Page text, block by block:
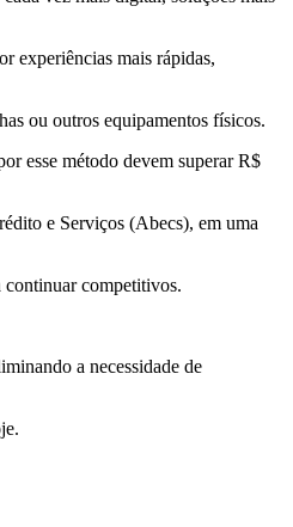
experiências mais rápidas,
ou outros equipamentos físicos.
esse método devem superar R$
e Serviços (Abecs), em uma
continuar competitivos.
a necessidade de